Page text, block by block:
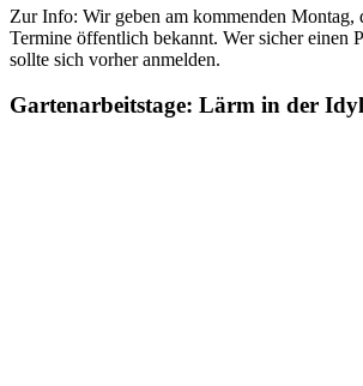
Zur Info: Wir geben am kommenden Montag,
Termine öffentlich bekannt. Wer sicher einen
sollte sich vorher anmelden.
Gartenarbeitstage: Lärm in der